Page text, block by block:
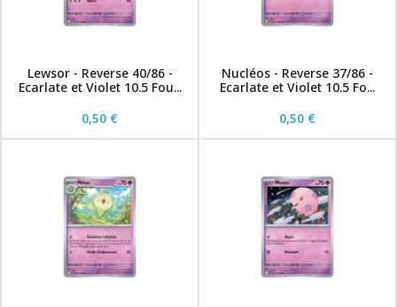
Lewsor - Reverse 40/86 -
Ecarlate et Violet 10.5 Fou...
0,50 €
Nucléos - Reverse 37/86 -
Ecarlate et Violet 10.5 Fo...
0,50 €